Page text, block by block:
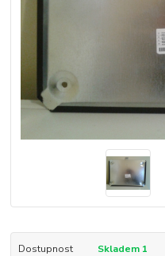
Dostupnost Skladem 1